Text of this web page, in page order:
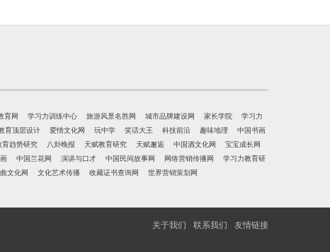
育网 学习力训练中心 旅游风景名胜网 城市品牌建设网 家长学院
学习力
育顶层设计 爱情文化网 玩中学 笑话大王 科技前沿 趣味地理
中国书画
育趋势研究 八卦晚报 天赋教育研究 天赋邂逅 中国酒文化网
宝宝成长网
中国兰花网 演讲与口才 中国民间故事网 网络营销传播网
学习力教育研
文化网 文化艺术传播 收藏证书查询网 世界营销策划网
关于我们 联系我们 友情链接